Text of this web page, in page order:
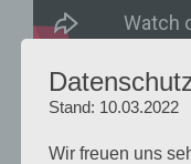
27.01.2022 im
Stand: 10.03.2022
Wir freuen uns